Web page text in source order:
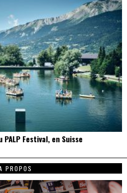
Festival, en Suisse
PROPOS